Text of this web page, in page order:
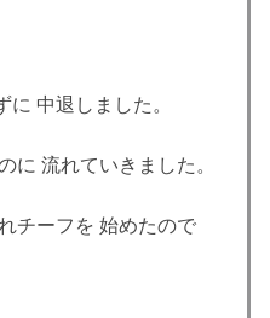
中退しました。
に 流れていきました。
チーフを 始めたので